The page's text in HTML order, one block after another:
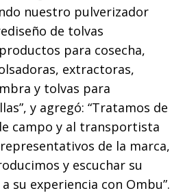
nuestro pulverizador
de tolvas
para cosecha,
extractoras,
y tolvas para
y agregó: “Tratamos de
campo y al transportista
de la marca,
y escuchar su
su experiencia con Ombu”.